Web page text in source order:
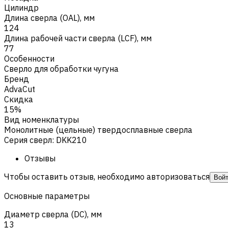
Цилиндр
Длина сверла (OAL), мм
124
Длина рабочей части сверла (LCF), мм
77
Особенности
Сверло для обработки чугуна
Бренд
AdvaCut
Скидка
15%
Вид номенклатуры
Монолитные (цельные) твердосплавные сверла
Серия сверл: DKK210
Отзывы
Чтобы оставить отзыв, необходимо авторизоваться
Основные параметры
Диаметр сверла (DC), мм
13